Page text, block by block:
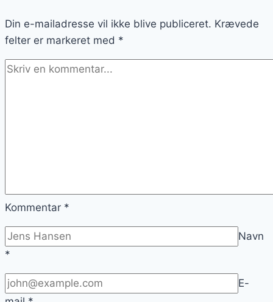
dessert
Din e-mailadresse vil ikke blive publiceret. Krævede
felter er markeret med *
Kommentar *
Navn
*
E-